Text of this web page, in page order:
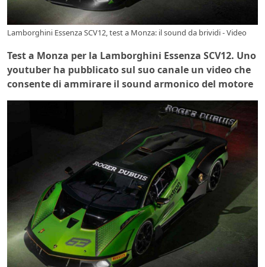
Lamborghini Essenza SCV12, test a Monza: il sound da brividi - Video
Test a Monza per la Lamborghini Essenza SCV12. Uno
youtuber ha pubblicato sul suo canale un video che
consente di ammirare il sound armonico del motore